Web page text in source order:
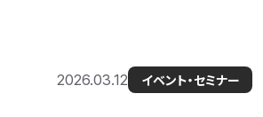
2026.03.12 イベント・セミナー